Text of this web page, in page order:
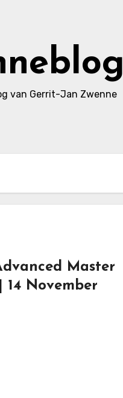
van Gerrit-Jan Zwenne
Master
November